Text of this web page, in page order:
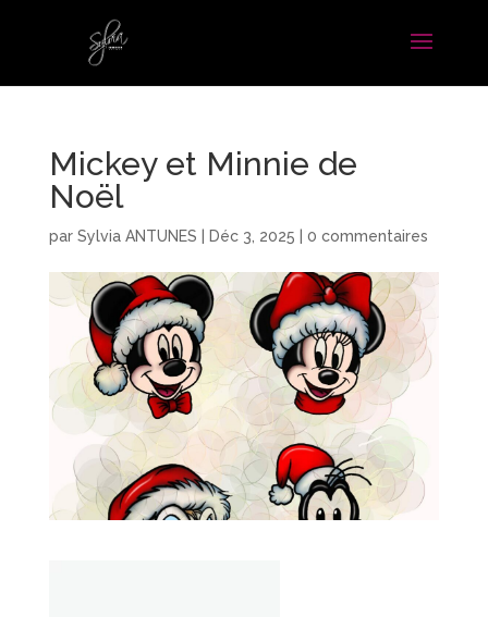
Mickey et Minnie de
Noël
par Sylvia ANTUNES Déc 3, 2025 0 commentaires